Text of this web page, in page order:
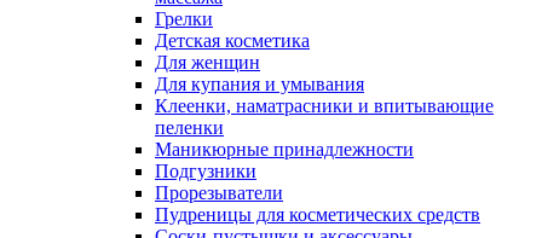
Грелки
Детская косметика
Для женщин
Для купания и умывания
Клеенки, наматрасники и впитывающие
пеленки
Маникюрные принадлежности
Подгузники
Прорезыватели
Пудреницы для косметических средств